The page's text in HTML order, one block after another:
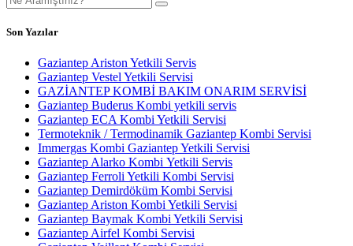
Son Yazılar
Gaziantep Ariston Yetkili Servis
Gaziantep Vestel Yetkili Servisi
GAZİANTEP KOMBİ BAKIM ONARIM SERVİSİ
Gaziantep Buderus Kombi yetkili servis
Gaziantep ECA Kombi Yetkili Servisi
Termoteknik / Termodinamik Gaziantep Kombi Servisi
Immergas Kombi Gaziantep Yetkili Servisi
Gaziantep Alarko Kombi Yetkili Servis
Gaziantep Ferroli Yetkili Kombi Servisi
Gaziantep Demirdöküm Kombi Servisi
Gaziantep Ariston Kombi Yetkili Servisi
Gaziantep Baymak Kombi Yetkili Servisi
Gaziantep Airfel Kombi Servisi